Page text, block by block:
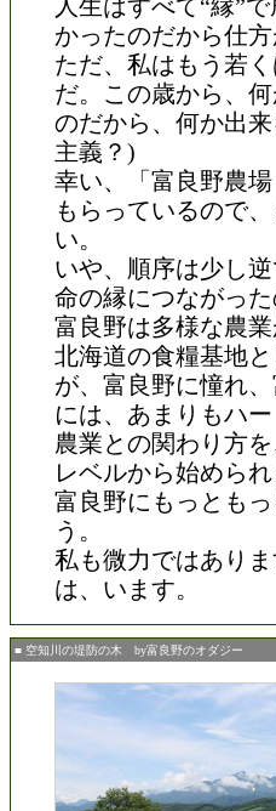
人生はすべて“縁”
かったのだから仕方
ただ、私はもう若
だ。この歳から、
のだから、何か出
主義？)
幸い、「富良野農
もらっているので
い。
いや、順序は少し
命の縁につながっ
富良野は多様な農
北海道の食糧基地
が、富良野に憧れ
には、あまりもハー
農業との関わり方
レベルから始めら
富良野にもっとも
う。
私も微力ではあり
は、います。
■ 空知川の堤防の木 by富良野のオダジー